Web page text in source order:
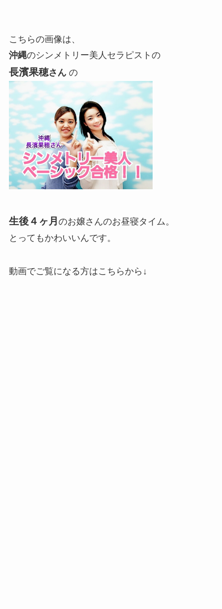
こちらの画像は、
沖縄のシンメトリー美人セラピストの
長濱果穂さん の
生後４ヶ月 のお嬢さんのお昼寝タイム。
とってもかわいいんです。
動画でご覧になる方はこちらから↓